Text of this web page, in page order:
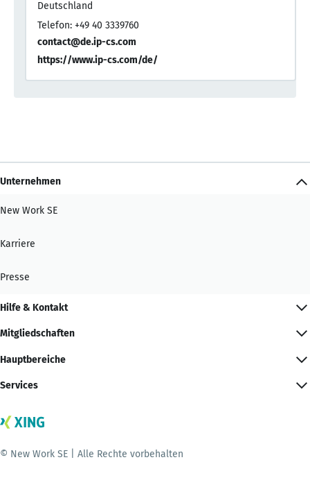
Deutschland
Telefon: +49 40 3339760
contact@de.ip-cs.com
https://www.ip-cs.com/de/
Unternehmen
New Work SE
Karriere
Presse
Hilfe & Kontakt
Mitgliedschaften
Hauptbereiche
Services
© New Work SE | Alle Rechte vorbehalten